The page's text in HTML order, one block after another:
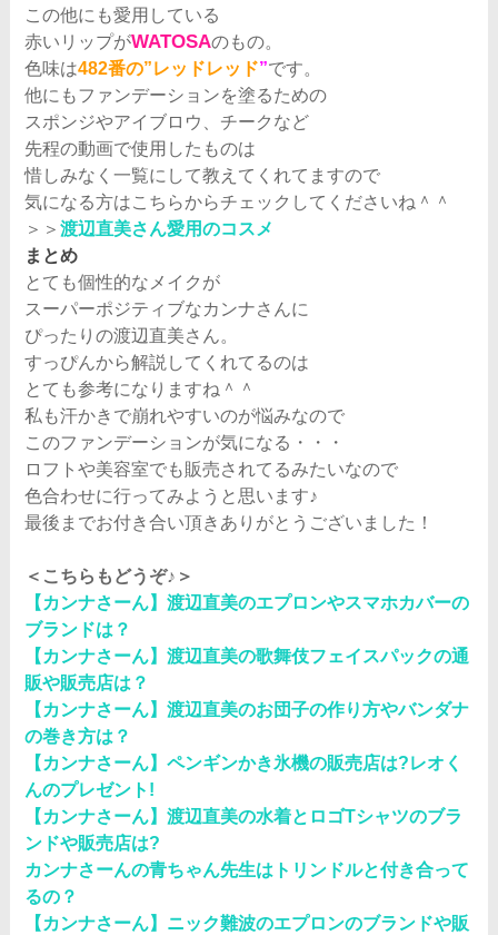
この他にも愛用している
赤いリップがWATOSAのもの。
色味は482番の”レッドレッド”です。
他にもファンデーションを塗るための
スポンジやアイブロウ、チークなど
先程の動画で使用したものは
惜しみなく一覧にして教えてくれてますので
気になる方はこちらからチェックしてくださいね＾＾
＞＞渡辺直美さん愛用のコスメ
まとめ
とても個性的なメイクが
スーパーポジティブなカンナさんに
ぴったりの渡辺直美さん。
すっぴんから解説してくれてるのは
とても参考になりますね＾＾
私も汗かきで崩れやすいのが悩みなので
このファンデーションが気になる・・・
ロフトや美容室でも販売されてるみたいなので
色合わせに行ってみようと思います♪
最後までお付き合い頂きありがとうございました！
＜こちらもどうぞ♪＞
【カンナさーん】渡辺直美のエプロンやスマホカバーの
ブランドは？
【カンナさーん】渡辺直美の歌舞伎フェイスパックの通
販や販売店は？
【カンナさーん】渡辺直美のお団子の作り方やバンダナ
の巻き方は？
【カンナさーん】ペンギンかき氷機の販売店は?レオく
んのプレゼント!
【カンナさーん】渡辺直美の水着とロゴTシャツのブラ
ンドや販売店は?
カンナさーんの青ちゃん先生はトリンドルと付き合って
るの？
【カンナさーん】ニック難波のエプロンのブランドや販